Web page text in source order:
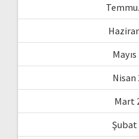
Nisan
Mart
Şubat